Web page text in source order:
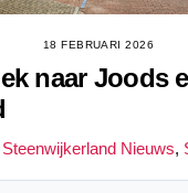
18 FEBRUARI 2026
naar Joods
Steenwijkerland Nieuws,